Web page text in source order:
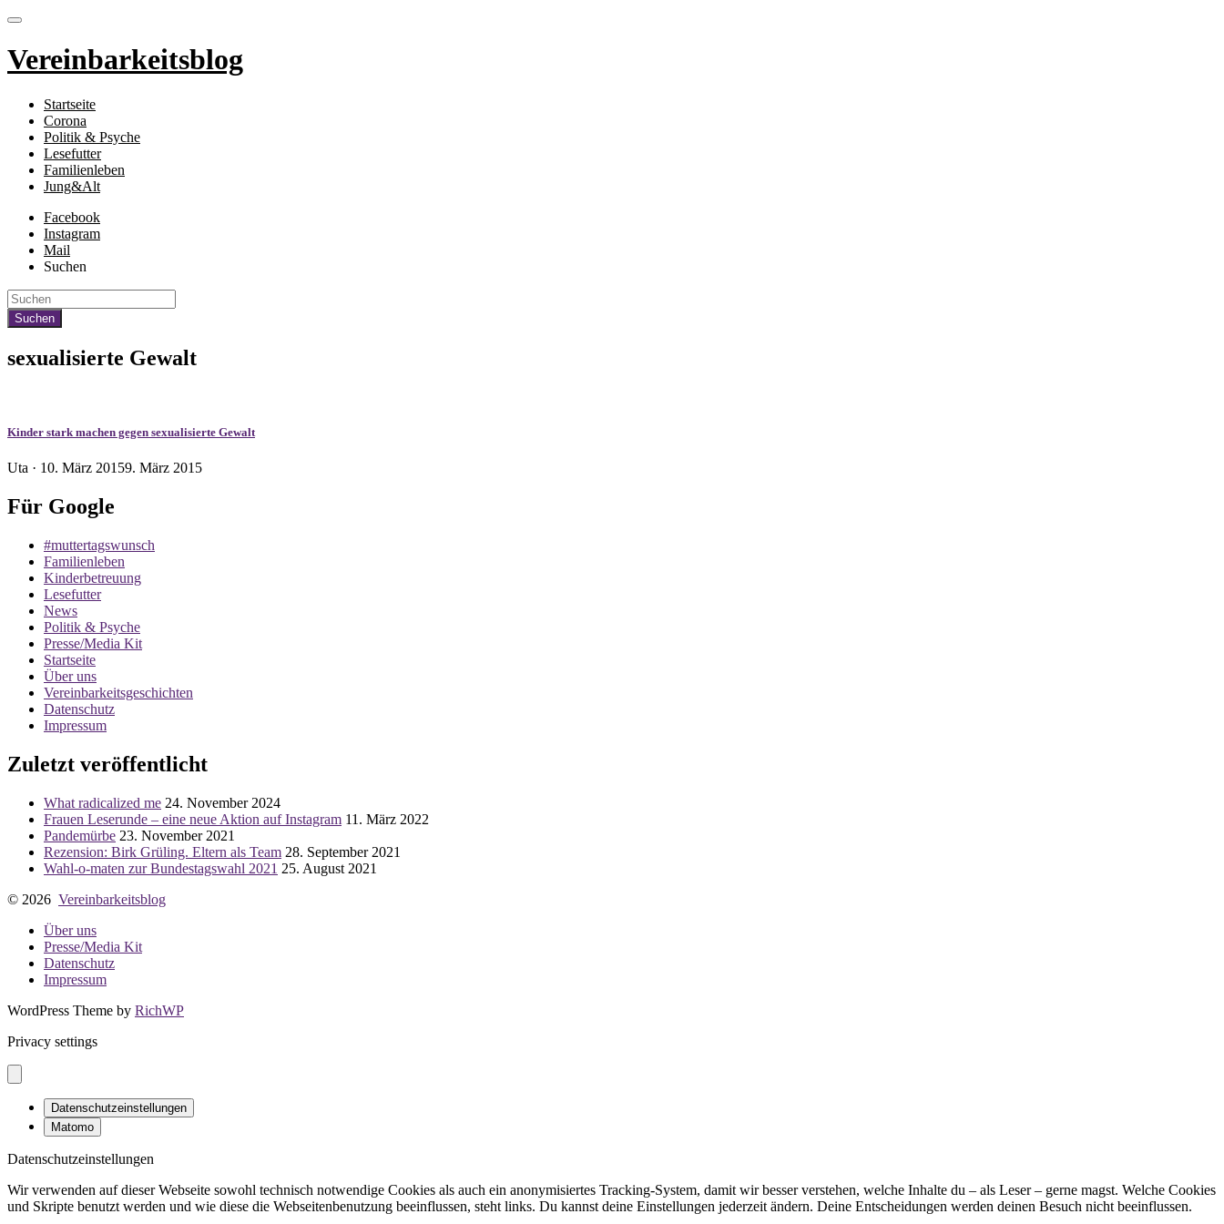
Vereinbarkeitsblog
Startseite
Corona
Politik & Psyche
Lesefutter
Familienleben
Jung&Alt
Facebook
Instagram
Mail
Suchen
sexualisierte Gewalt
Kinder stark machen gegen sexualisierte Gewalt
Uta · Veröffentlicht
10. März 20159. März 2015
Für Google
#muttertagswunsch
Familienleben
Kinderbetreuung
Lesefutter
News
Politik & Psyche
Presse/Media Kit
Startseite
Über uns
Vereinbarkeitsgeschichten
Datenschutz
Impressum
Zuletzt veröffentlicht
What radicalized me 24. November 2024
Frauen Leserunde – eine neue Aktion auf Instagram 11. März 2022
Pandemürbe 23. November 2021
Rezension: Birk Grüling. Eltern als Team 28. September 2021
Wahl-o-maten zur Bundestagswahl 2021 25. August 2021
© 2026 Vereinbarkeitsblog
Über uns
Presse/Media Kit
Datenschutz
Impressum
WordPress Theme by RichWP
Privacy settings
Datenschutzeinstellungen
Matomo
Datenschutzeinstellungen
Wir verwenden auf dieser Webseite sowohl technisch notwendige Cookies als auch ein anonymisiertes Tracking-System, damit wir besser verstehen, welche Inhalte du – als Leser – gerne magst. Welche Cookies
und Skripte benutzt werden und wie diese die Webseitenbenutzung beeinflussen, steht links. Du kannst deine Einstellungen jederzeit ändern. Deine Entscheidungen werden deinen Besuch nicht beeinflussen.